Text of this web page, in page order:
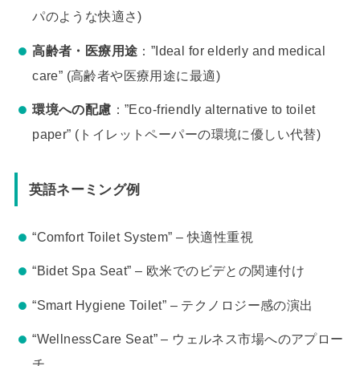
パのような快適さ)
高齢者・医療用途 ：”Ideal for elderly and medical
care” (高齢者や医療用途に最適)
環境への配慮 ：”Eco-friendly alternative to toilet
paper” (トイレットペーパーの環境に優しい代替)
英語ネーミング例
“Comfort Toilet System” – 快適性重視
“Bidet Spa Seat” – 欧米でのビデとの関連付け
“Smart Hygiene Toilet” – テクノロジー感の演出
“WellnessCare Seat” – ウェルネス市場へのアプロー